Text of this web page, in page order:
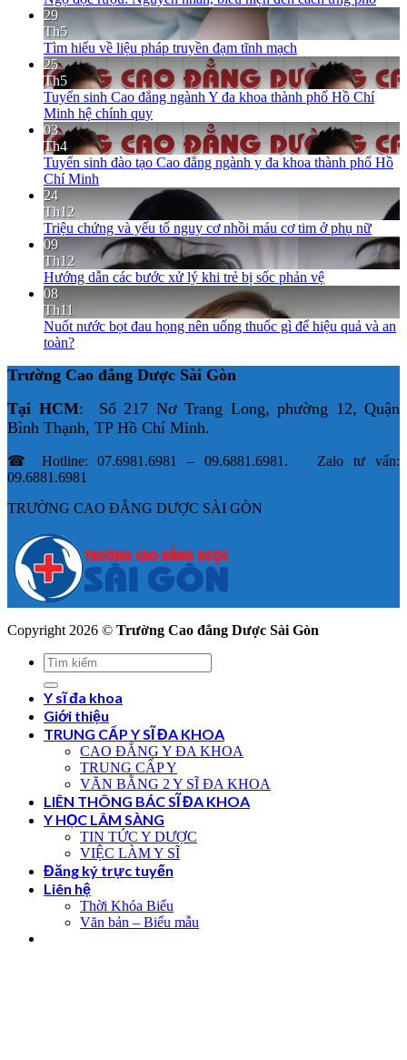
29
Th5
Tìm hiểu về liệu pháp truyền đạm tĩnh mạch
25
Th5
Tuyển sinh Cao đẳng ngành Y đa khoa thành phố Hồ Chí
Minh hệ chính quy
03
Th4
Tuyển sinh đào tạo Cao đẳng ngành y đa khoa thành phố Hồ
Chí Minh
24
Th12
Triệu chứng và yếu tố nguy cơ nhồi máu cơ tim ở phụ nữ
09
Th12
Hướng dẫn các bước xử lý khi trẻ bị sốc phản vệ
08
Th11
Nuốt nước bọt đau họng nên uống thuốc gì để hiệu quả và an
toàn?
Trường Cao đẳng Dược Sài Gòn
Tại HCM: Số 217 Nơ Trang Long, phường 12, Quận
Bình Thạnh, TP Hồ Chí Minh.
☎ Hotline: 07.6981.6981 – 09.6881.6981. Zalo tư vấn:
09.6881.6981
TRƯỜNG CAO ĐẲNG DƯỢC SÀI GÒN
Copyright 2026 © Trường Cao đẳng Dược Sài Gòn
Y sĩ đa khoa
Giới thiệu
TRUNG CẤP Y SĨ ĐA KHOA
CAO ĐẲNG Y ĐA KHOA
TRUNG CẤP Y
VĂN BẰNG 2 Y SĨ ĐA KHOA
LIÊN THÔNG BÁC SĨ ĐA KHOA
Y HỌC LÂM SÀNG
TIN TỨC Y DƯỢC
VIỆC LÀM Y SĨ
Đăng ký trực tuyến
Liên hệ
Thời Khóa Biểu
Văn bản – Biểu mẫu